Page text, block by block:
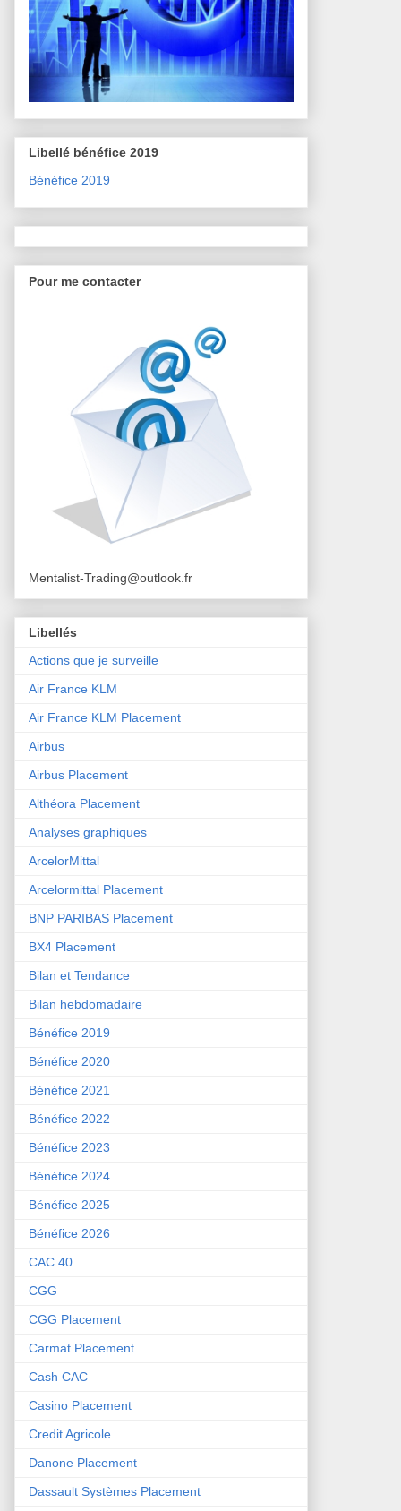
Libellé bénéfice 2019
Bénéfice 2019
Pour me contacter
Mentalist-Trading@outlook.fr
Libellés
Actions que je surveille
Air France KLM
Air France KLM Placement
Airbus
Airbus Placement
Althéora Placement
Analyses graphiques
ArcelorMittal
Arcelormittal Placement
BNP PARIBAS Placement
BX4 Placement
Bilan et Tendance
Bilan hebdomadaire
Bénéfice 2019
Bénéfice 2020
Bénéfice 2021
Bénéfice 2022
Bénéfice 2023
Bénéfice 2024
Bénéfice 2025
Bénéfice 2026
CAC 40
CGG
CGG Placement
Carmat Placement
Cash CAC
Casino Placement
Credit Agricole
Danone Placement
Dassault Systèmes Placement